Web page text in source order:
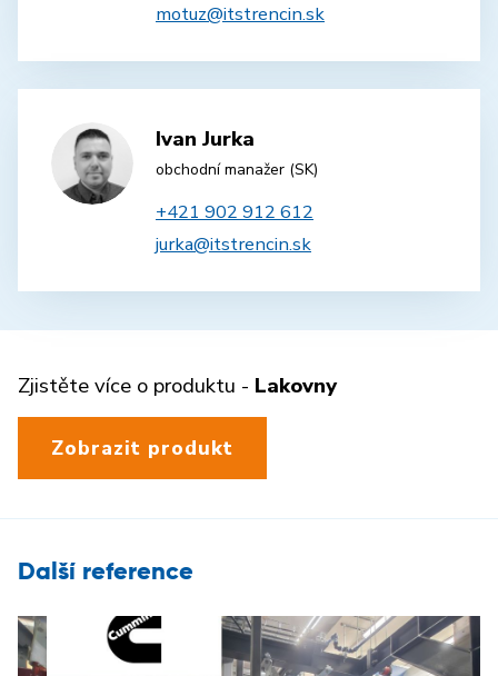
motuz@itstrencin.sk
Ivan Jurka
obchodní manažer (SK)
+421 902 912 612
jurka@itstrencin.sk
Zjistěte více o produktu - Lakovny
Zobrazit produkt
Další reference